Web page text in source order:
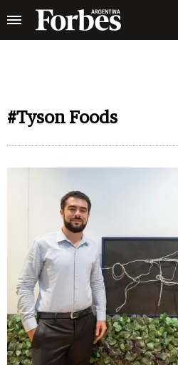
#Tyson Foods